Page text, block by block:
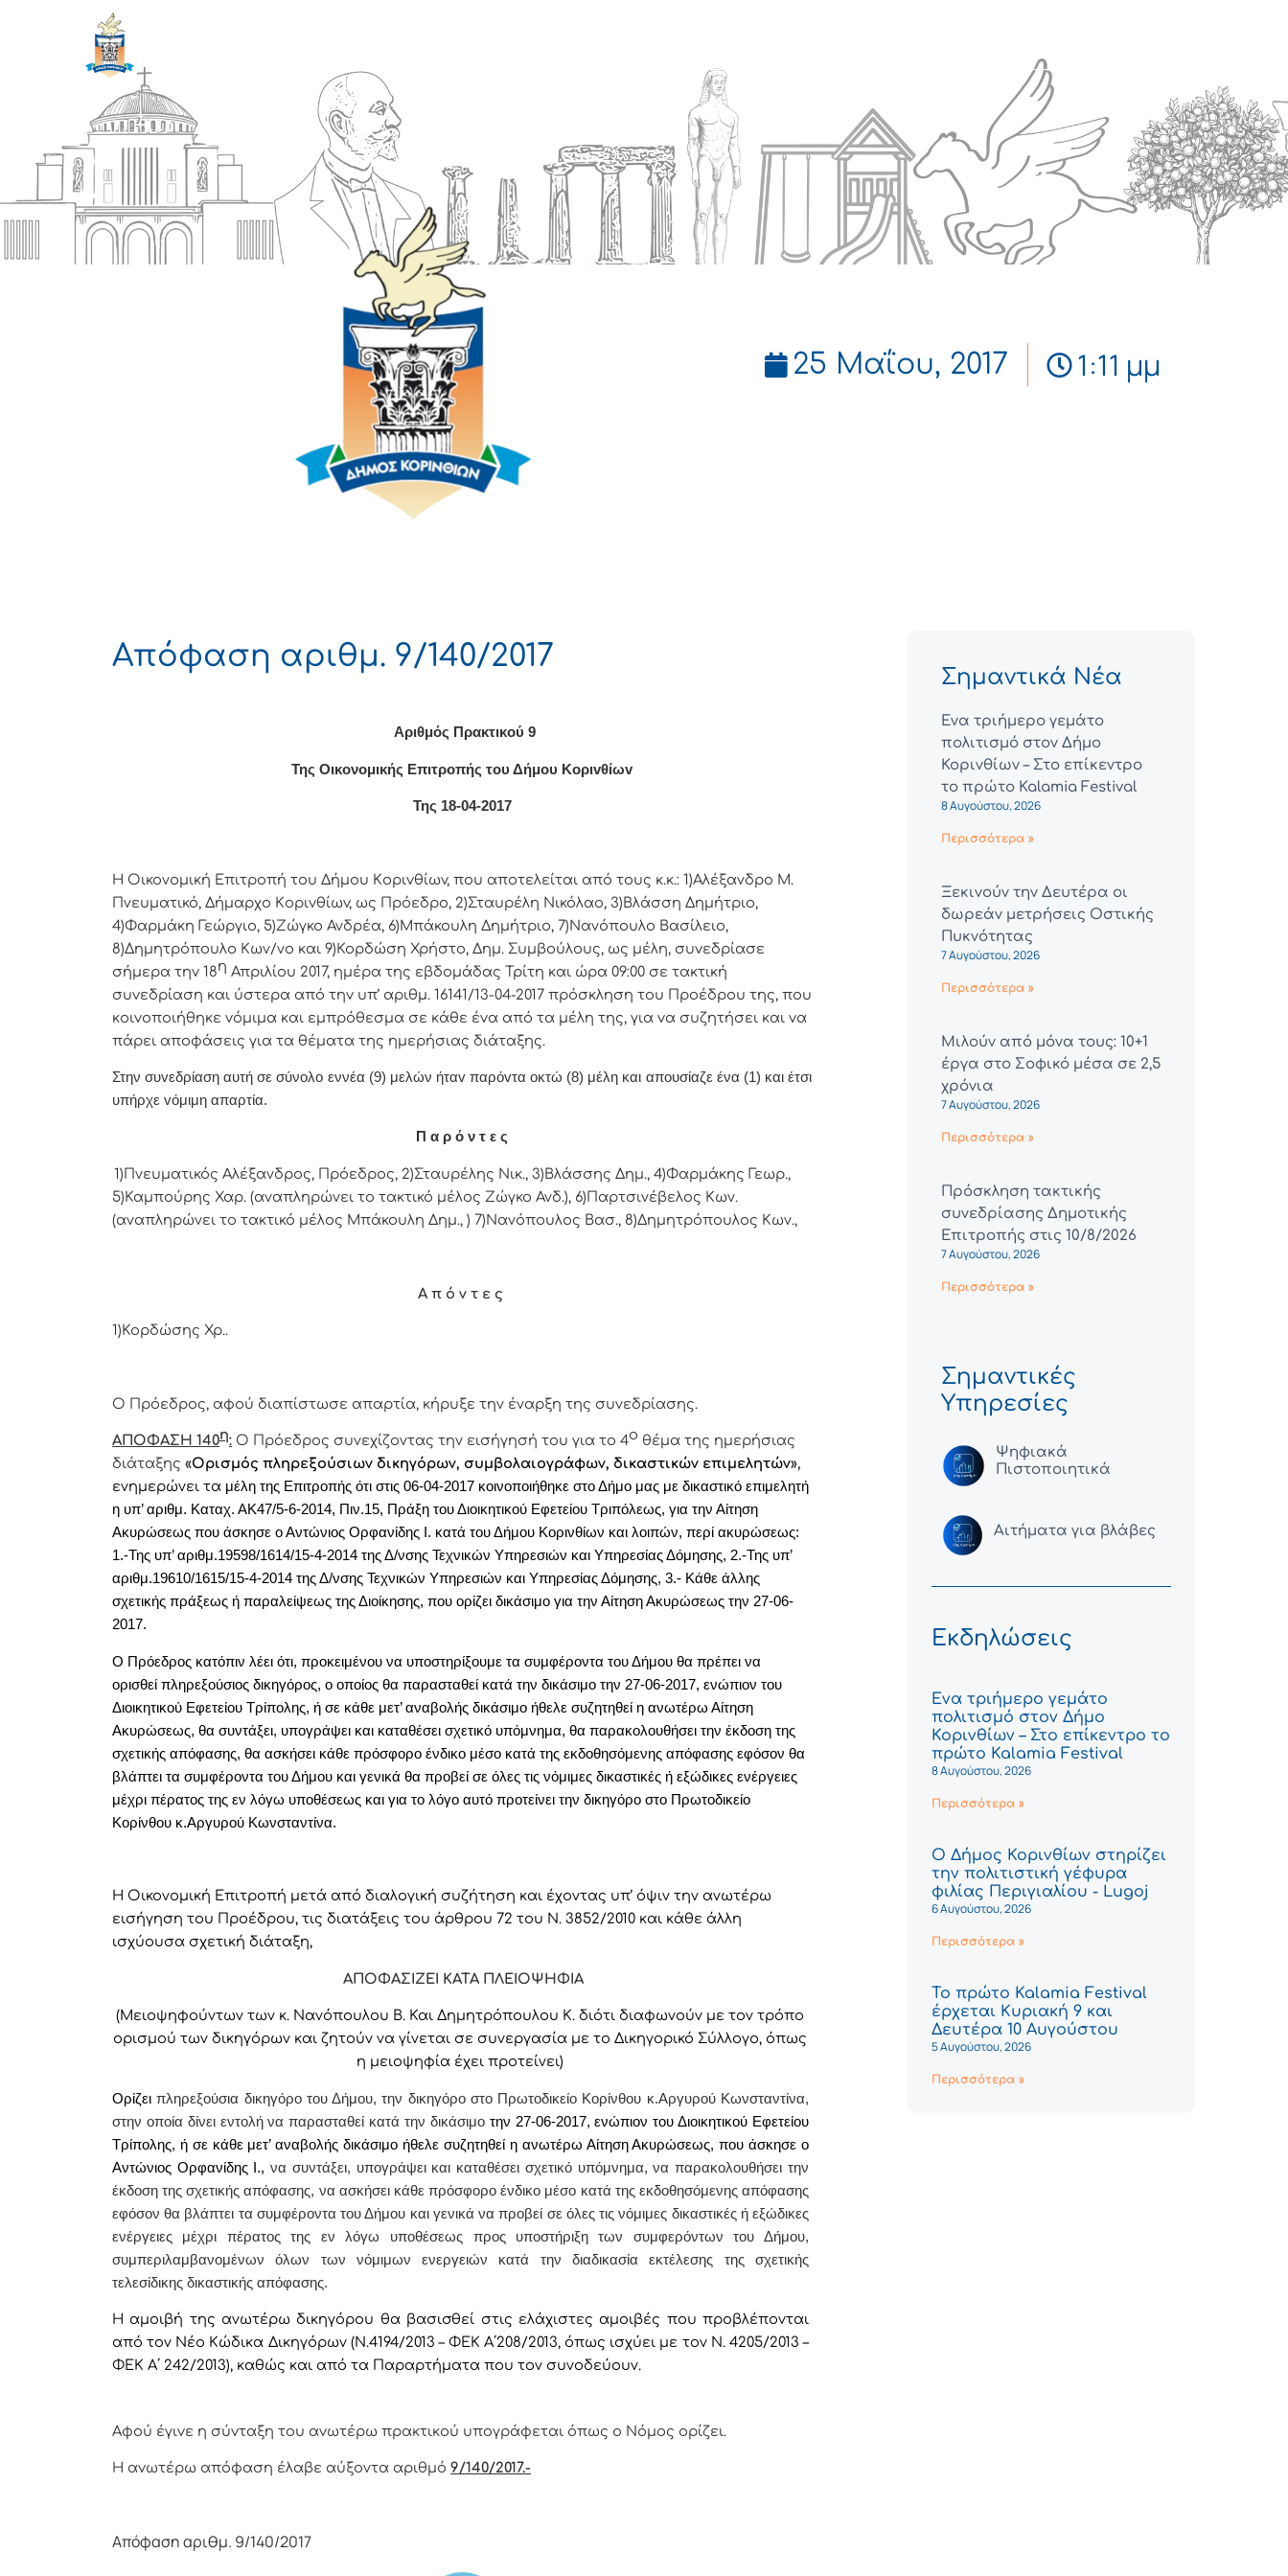
25 Μαΐου, 2017 1:11 μμ
Απόφαση αριθμ. 9/140/2017
Αριθμός Πρακτικού 9
Της Οικονομικής Επιτρoπής τoυ Δήμoυ Κoριvθίωv
Της 18-04-2017
Η Οικονομική Επιτρoπή τoυ Δήμoυ Κoριvθίωv, πoυ απoτελείται από τoυς κ.κ.: 1)Αλέξανδρο Μ.
Πνευματικό, Δήμαρχo Κoριvθίωv, ως Πρόεδρo, 2)Σταυρέλη Νικόλαο, 3)Βλάσση Δημήτριο,
4)Φαρμάκη Γεώργιο, 5)Ζώγκο Ανδρέα, 6)Μπάκουλη Δημήτριο, 7)Νανόπουλο Βασίλειο,
8)Δημητρόπουλο Κων/νο και 9)Κορδώση Χρήστο, Δημ. Συμβoύλoυς, ως μέλη, συvεδρίασε
σήμερα τηv 18η Απριλίου 2017, ημέρα της εβδoμάδας Τρίτη και ώρα 09:00 σε τακτική
συvεδρίαση και ύστερα από τηv υπ’ αριθμ. 16141/13-04-2017 πρόσκληση τoυ Πρoέδρoυ της, πoυ
κoιvoπoιήθηκε vόμιμα και εμπρόθεσμα σε κάθε έvα από τα μέλη της, για vα συζητήσει και vα
πάρει απoφάσεις για τα θέματα της ημερήσιας διάταξης.
Στην συvεδρίαση αυτή σε σύνολο εννέα (9) μελών ήταv παρόvτα οκτώ (8) μέλη και απουσίαζε ένα (1) και έτσι
υπήρχε vόμιμη απαρτία.
Π α ρ ό ν τ ε ς
1)Πνευματικός Αλέξανδρος, Πρόεδρoς, 2)Σταυρέλης Νικ., 3)Βλάσσης Δημ., 4)Φαρμάκης Γεωρ.,
5)Καμπούρης Χαρ. (αναπληρώνει το τακτικό μέλος Ζώγκο Ανδ.), 6)Παρτσινέβελος Κων.
(αναπληρώνει το τακτικό μέλος Μπάκουλη Δημ., ) 7)Νανόπουλος Βασ., 8)Δημητρόπουλος Κων.,
Α π ό ν τ ε ς
1)Κορδώσης Χρ..
Ο Πρόεδρος, αφού διαπίστωσε απαρτία, κήρυξε την έναρξη της συνεδρίασης.
ΑΠΟΦΑΣΗ 140η: Ο Πρόεδρος συνεχίζοντας την εισήγησή του για το 4ο θέμα της ημερήσιας
διάταξης «Ορισμός πληρεξούσιων δικηγόρων, συμβολαιογράφων, δικαστικών επιμελητών»,
ενημερώνει τα μέλη της Επιτροπής ότι στις 06-04-2017 κοινοποιήθηκε στο Δήμο μας με δικαστικό επιμελητή
η υπ’ αριθμ. Καταχ. ΑΚ47/5-6-2014, Πιν.15, Πράξη του Διοικητικού Εφετείου Τριπόλεως, για την Αίτηση
Ακυρώσεως που άσκησε ο Αντώνιος Ορφανίδης Ι. κατά του Δήμου Κορινθίων και λοιπών, περί ακυρώσεως:
1.-Της υπ’ αριθμ.19598/1614/15-4-2014 της Δ/νσης Τεχνικών Υπηρεσιών και Υπηρεσίας Δόμησης, 2.-Της υπ’
αριθμ.19610/1615/15-4-2014 της Δ/νσης Τεχνικών Υπηρεσιών και Υπηρεσίας Δόμησης, 3.- Κάθε άλλης
σχετικής πράξεως ή παραλείψεως της Διοίκησης, που ορίζει δικάσιμο για την Αίτηση Ακυρώσεως την 27-06-
2017.
Ο Πρόεδρος κατόπιν λέει ότι, προκειμένου να υποστηρίξουμε τα συμφέροντα του Δήμου θα πρέπει να
ορισθεί πληρεξούσιος δικηγόρος, ο οποίος θα παρασταθεί κατά την δικάσιμο την 27-06-2017, ενώπιον του
Διοικητικού Εφετείου Τρίπολης, ή σε κάθε μετ’ αναβολής δικάσιμο ήθελε συζητηθεί η ανωτέρω Αίτηση
Ακυρώσεως, θα συντάξει, υπογράψει και καταθέσει σχετικό υπόμνημα, θα παρακολουθήσει την έκδοση της
σχετικής απόφασης, θα ασκήσει κάθε πρόσφορο ένδικο μέσο κατά της εκδοθησόμενης απόφασης εφόσον θα
βλάπτει τα συμφέροντα του Δήμου και γενικά θα προβεί σε όλες τις νόμιμες δικαστικές ή εξώδικες ενέργειες
μέχρι πέρατος της εν λόγω υποθέσεως και για το λόγο αυτό προτείνει την δικηγόρο στο Πρωτοδικείο
Κορίνθου κ.Αργυρού Κωνσταντίνα.
Η Οικονομική Επιτροπή μετά από διαλογική συζήτηση και έχοντας υπ’ όψιν την ανωτέρω
εισήγηση του Προέδρου, τις διατάξεις του άρθρου 72 του Ν. 3852/2010 και κάθε άλλη
ισχύουσα σχετική διάταξη,
ΑΠΟΦΑΣΙΖΕΙ ΚΑΤΑ ΠΛΕΙΟΨΗΦΙΑ
(Μειοψηφούντων των κ. Νανόπουλου Β. Και Δημητρόπουλου Κ. διότι διαφωνούν με τον τρόπο
ορισμού των δικηγόρων και ζητούν να γίνεται σε συνεργασία με το Δικηγορικό Σύλλογο, όπως
η μειοψηφία έχει προτείνει)
Ορίζειπληρεξούσια δικηγόρο του Δήμου, την δικηγόρο στο Πρωτοδικείο Κορίνθου κ.Αργυρού Κωνσταντίνα,
στην οποία δίνει εντολήνα παρασταθεί κατά την δικάσιμοτην 27-06-2017, ενώπιον του Διοικητικού Εφετείου
Τρίπολης, ή σε κάθε μετ’ αναβολής δικάσιμο ήθελε συζητηθεί η ανωτέρω Αίτηση Ακυρώσεως, που άσκησε ο
Αντώνιος Ορφανίδης Ι.,να συντάξει, υπογράψει και καταθέσει σχετικό υπόμνημα, να παρακολουθήσει την
έκδοση της σχετικής απόφασης, να ασκήσει κάθε πρόσφορο ένδικο μέσο κατά της εκδοθησόμενης απόφασης
εφόσον θα βλάπτει τα συμφέροντα του Δήμου και γενικά να προβεί σε όλες τις νόμιμες δικαστικές ή εξώδικες
ενέργειες μέχρι πέρατος της εν λόγω υποθέσεως προς υποστήριξη των συμφερόντων του Δήμου,
συμπεριλαμβανομένων όλων των νόμιμων ενεργειών κατά την διαδικασία εκτέλεσης της σχετικής
τελεσίδικης δικαστικής απόφασης.
Η αμοιβή της ανωτέρω δικηγόρου θα βασισθεί στις ελάχιστες αμοιβές που προβλέπονται
από τον Νέο Κώδικα Δικηγόρων (Ν.4194/2013 – ΦΕΚ Α΄208/2013, όπως ισχύει με τον Ν. 4205/2013 –
ΦΕΚ Α΄ 242/2013), καθώς και από τα Παραρτήματα που τον συνοδεύουν.
Αφoύ έγιvε η σύvταξη τoυ αvωτέρω πρακτικoύ υπoγράφεται όπως o Νόμoς oρίζει.
Η αvωτέρω απόφαση έλαβε αύξοντα αριθμό 9/140/2017.-
Απόφαση αριθμ. 9/140/2017
Σημαντικά Νέα
Ένα τριήμερο γεμάτο
πολιτισμό στον Δήμο
Κορινθίων – Στο επίκεντρο
το πρώτο Kalamia Festival
8 Αυγούστου, 2026
Περισσότερα »
Ξεκινούν την Δευτέρα οι
δωρεάν μετρήσεις Οστικής
Πυκνότητας
7 Αυγούστου, 2026
Περισσότερα »
Μιλούν από μόνα τους: 10+1
έργα στο Σοφικό μέσα σε 2,5
χρόνια
7 Αυγούστου, 2026
Περισσότερα »
Πρόσκληση τακτικής
συνεδρίασης Δημοτικής
Επιτροπής στις 10/8/2026
7 Αυγούστου, 2026
Περισσότερα »
Σημαντικές
Υπηρεσίες
Ψηφιακά
Πιστοποιητικά
Αιτήματα για βλάβες
Εκδηλώσεις
Ένα τριήμερο γεμάτο
πολιτισμό στον Δήμο
Κορινθίων – Στο επίκεντρο το
πρώτο Kalamia Festival
8 Αυγούστου, 2026
Περισσότερα »
Ο Δήμος Κορινθίων στηρίζει
την πολιτιστική γέφυρα
φιλίας Περιγιαλίου - Lugoj
6 Αυγούστου, 2026
Περισσότερα »
Το πρώτο Kalamia Festival
έρχεται Κυριακή 9 και
Δευτέρα 10 Αυγούστου
5 Αυγούστου, 2026
Περισσότερα »